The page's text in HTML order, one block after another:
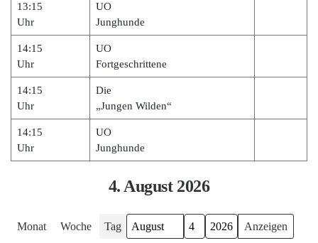
13:15
Uhr
UO
Junghunde
14:15
Uhr
UO
Fortgeschrittene
14:15
Uhr
Die
„Jungen Wilden“
14:15
Uhr
UO
Junghunde
4. August 2026
Monat Woche Tag
Monat
Tag
Jahr